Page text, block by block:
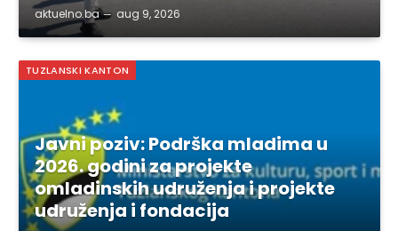
aktuelno.ba aug 9, 2026
TUZLANSKI KANTON
Javni poziv: Podrška mladima u
2026. godini za projekte
omladinskih udruženja i projekte
udruženja i fondacija